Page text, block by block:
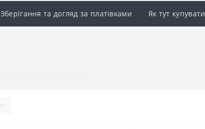
Зберігання та догляд за платівками Як тут купувати